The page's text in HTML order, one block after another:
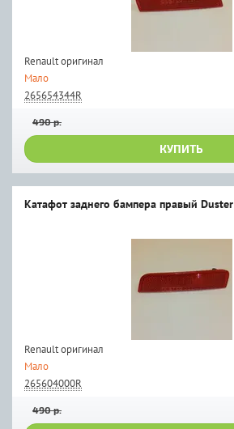
Renault оригинал
Мало
265654344R
490 р.
КУПИТЬ
Катафот заднего бампера правый Duster
Renault оригинал
Мало
265604000R
490 р.